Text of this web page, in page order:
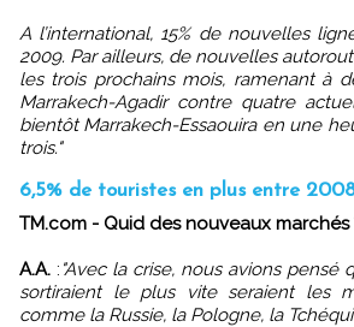
A l’international, 15% de nouvelles
2009. Par ailleurs, de nouvelles
les trois prochains mois, ramenant à
Marrakech-Agadir contre quatre
bientôt Marrakech-Essaouira en une
trois."
6,5% de touristes en plus entre
TM.com - Quid des nouveaux marchés
A.A. : "Avec la crise, nous avions pensé
sortiraient le plus vite seraient les
comme la Russie, la Pologne, la